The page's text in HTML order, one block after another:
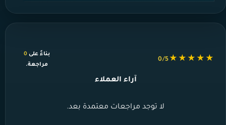
★★★★★
0/5
بناءً على 0
مراجعة.
آراء العملاء
لا توجد مراجعات معتمدة بعد.